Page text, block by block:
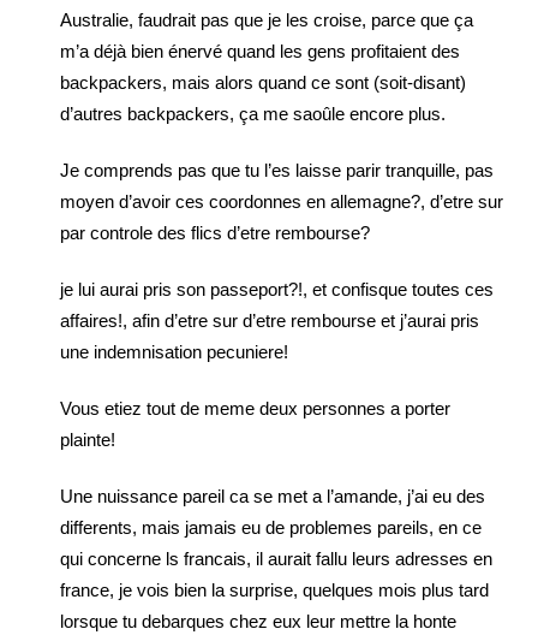
Australie, faudrait pas que je les croise, parce que ça
m’a déjà bien énervé quand les gens profitaient des
backpackers, mais alors quand ce sont (soit-disant)
d’autres backpackers, ça me saoûle encore plus.
Je comprends pas que tu l’es laisse parir tranquille, pas
moyen d’avoir ces coordonnes en allemagne?, d’etre sur
par controle des flics d’etre rembourse?
je lui aurai pris son passeport?!, et confisque toutes ces
affaires!, afin d’etre sur d’etre rembourse et j’aurai pris
une indemnisation pecuniere!
Vous etiez tout de meme deux personnes a porter
plainte!
Une nuissance pareil ca se met a l’amande, j’ai eu des
differents, mais jamais eu de problemes pareils, en ce
qui concerne ls francais, il aurait fallu leurs adresses en
france, je vois bien la surprise, quelques mois plus tard
lorsque tu debarques chez eux leur mettre la honte